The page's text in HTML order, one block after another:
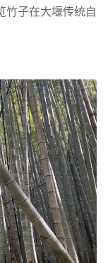
竹子在大堰传统自